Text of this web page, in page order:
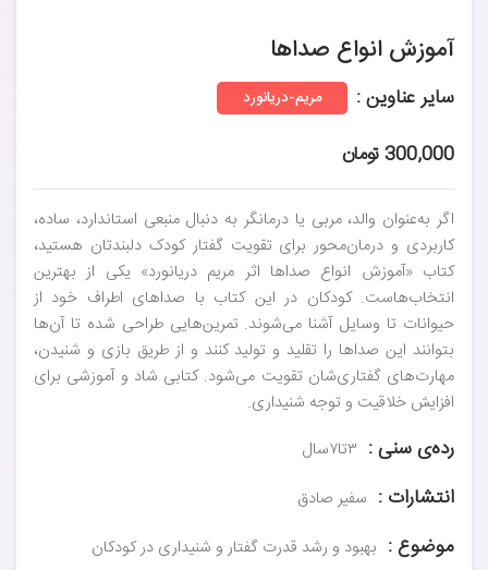
آموزش انواع صداها
سایر عناوین : مریم-دریانورد
300,000 تومان
اگر به‌عنوان والد، مربی یا درمانگر به دنبال منبعی استاندارد، ساده،
کاربردی و درمان‌محور برای تقویت گفتار کودک دلبندتان هستید،
کتاب «آموزش انواع صداها اثر مریم دریانورد» یکی از بهترین
انتخاب‌هاست. کودکان در این کتاب با صداهای اطراف خود از
حیوانات تا وسایل آشنا می‌شوند. تمرین‌هایی طراحی شده تا آن‌ها
بتوانند این صداها را تقلید و تولید کنند و از طریق بازی و شنیدن،
مهارت‌های گفتاری‌شان تقویت می‌شود. کتابی شاد و آموزشی برای
افزایش خلاقیت و توجه شنیداری.
رده‌ی سنی : ۳تا۷سال
انتشارات : سفیر صادق
موضوع : بهبود و رشد قدرت گفتار و شنیداری در کودکان